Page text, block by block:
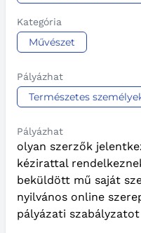
Kategória
Művészet
Pályázhat
Természetes
Pályázhat
olyan szerzők
kézirattal
beküldött mű saját
nyilvános online
pályázati szabályzatot